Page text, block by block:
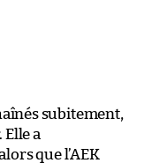
subitement,
a
que l’AEK